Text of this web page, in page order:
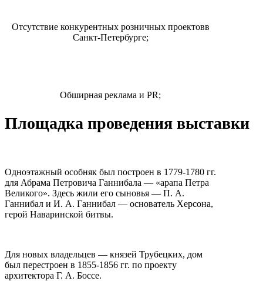
Отсутствие конкурентных розничных проектовв
Санкт-Петербурге;
Обширная реклама и PR;
Площадка проведения выставки
Одноэтажный особняк был построен в 1779-1780 гг.
для Абрама Петровича Ганнибала — «арапа Петра
Великого». Здесь жили его сыновья — П. А.
Ганнибал и И. А. Ганнибал — основатель Херсона,
герой Наваринской битвы.
Для новых владельцев — князей Трубецких, дом
был перестроен в 1855-1856 гг. по проекту
архитектора Г. А. Боссе.